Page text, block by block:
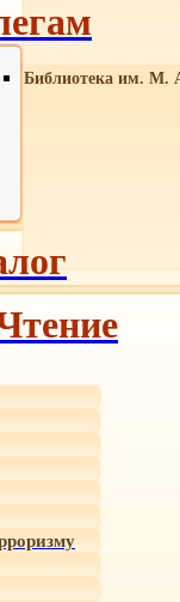
Библиотека им. М.